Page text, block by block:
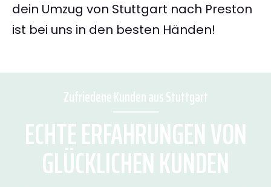
dein Umzug von Stuttgart nach Preston
ist bei uns in den besten Händen!
Zufriedene Kunden aus Stuttgart
ECHTE ERFAHRUNGEN VON
GLÜCKLICHEN KUNDEN